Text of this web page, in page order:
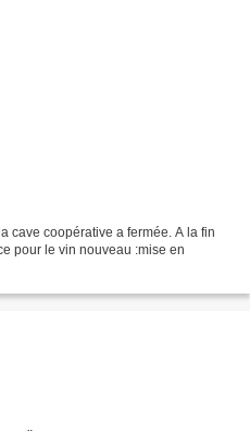
cave coopérative a fermée. A la fin
pour le vin nouveau :mise en